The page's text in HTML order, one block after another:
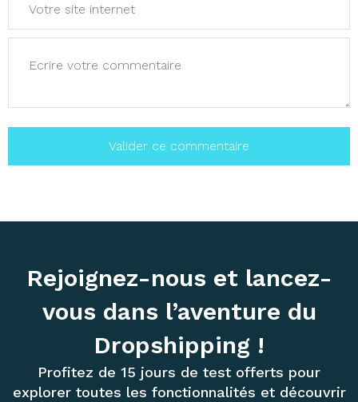
Rejoignez-nous et lancez-
vous dans l’aventure du
Dropshipping !
Profitez de 15 jours de test offerts pour
explorer toutes les fonctionnalités et découvrir